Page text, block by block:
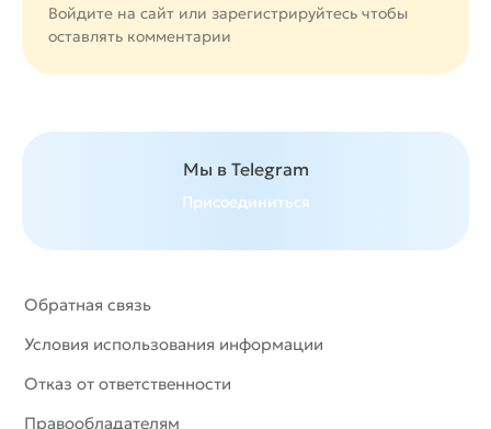
Войдите на сайт или зарегистрируйтесь чтобы
оставлять комментарии
Мы в Telegram
Присоединиться
Обратная связь
Условия использования информации
Отказ от ответственности
Правообладателям